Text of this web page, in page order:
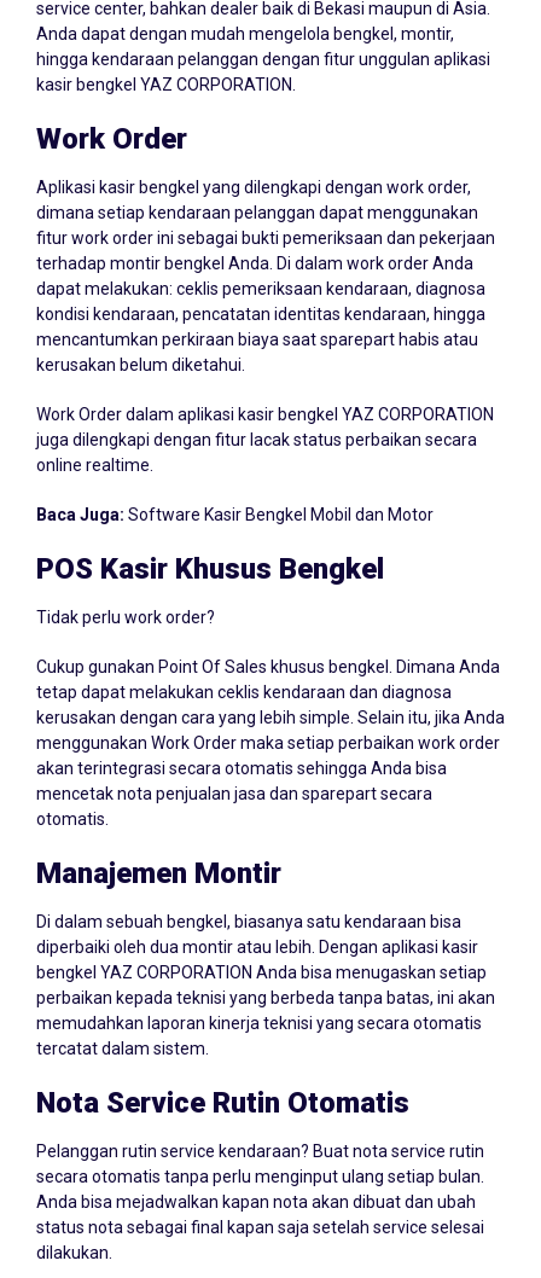
service center, bahkan dealer baik di Bekasi maupun di Asia.
Anda dapat dengan mudah mengelola bengkel, montir,
hingga kendaraan pelanggan dengan fitur unggulan aplikasi
kasir bengkel YAZ CORPORATION.
Work Order
Aplikasi kasir bengkel yang dilengkapi dengan work order,
dimana setiap kendaraan pelanggan dapat menggunakan
fitur work order ini sebagai bukti pemeriksaan dan pekerjaan
terhadap montir bengkel Anda. Di dalam work order Anda
dapat melakukan: ceklis pemeriksaan kendaraan, diagnosa
kondisi kendaraan, pencatatan identitas kendaraan, hingga
mencantumkan perkiraan biaya saat sparepart habis atau
kerusakan belum diketahui.
Work Order dalam aplikasi kasir bengkel YAZ CORPORATION
juga dilengkapi dengan fitur lacak status perbaikan secara
online realtime.
Baca Juga: Software Kasir Bengkel Mobil dan Motor
POS Kasir Khusus Bengkel
Tidak perlu work order?
Cukup gunakan Point Of Sales khusus bengkel. Dimana Anda
tetap dapat melakukan ceklis kendaraan dan diagnosa
kerusakan dengan cara yang lebih simple. Selain itu, jika Anda
menggunakan Work Order maka setiap perbaikan work order
akan terintegrasi secara otomatis sehingga Anda bisa
mencetak nota penjualan jasa dan sparepart secara
otomatis.
Manajemen Montir
Di dalam sebuah bengkel, biasanya satu kendaraan bisa
diperbaiki oleh dua montir atau lebih. Dengan aplikasi kasir
bengkel YAZ CORPORATION Anda bisa menugaskan setiap
perbaikan kepada teknisi yang berbeda tanpa batas, ini akan
memudahkan laporan kinerja teknisi yang secara otomatis
tercatat dalam sistem.
Nota Service Rutin Otomatis
Pelanggan rutin service kendaraan? Buat nota service rutin
secara otomatis tanpa perlu menginput ulang setiap bulan.
Anda bisa mejadwalkan kapan nota akan dibuat dan ubah
status nota sebagai final kapan saja setelah service selesai
dilakukan.